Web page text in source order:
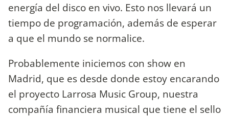
energía del disco en vivo. Esto nos llevará un
tiempo de programación, además de esperar
a que el mundo se normalice.
Probablemente iniciemos con show en
Madrid, que es desde donde estoy encarando
el proyecto Larrosa Music Group, nuestra
compañía financiera musical que tiene el sello